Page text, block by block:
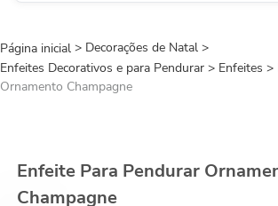
Decorações de Natal
Enfeites Decorativos e para Pendurar
Enfeites
Ornamento Champagne
Enfeite Para Pendurar
Champagne
1º
5º
sacola